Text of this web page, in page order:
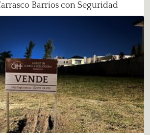
Barrios con Seguridad